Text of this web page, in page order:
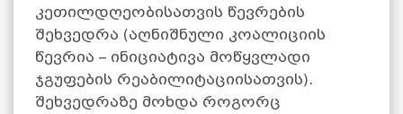
კეთილდღეობისათვის წევრების
შეხვედრა (აღნიშნული კოალიციის
წევრია – ინიციატივა მოწყვლადი
ჯგუფების რეაბილიტაციისათვის).
შეხვედრაზე მოხდა როგორც